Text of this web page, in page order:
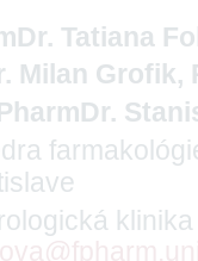
Tatiana
Milan Grofik,